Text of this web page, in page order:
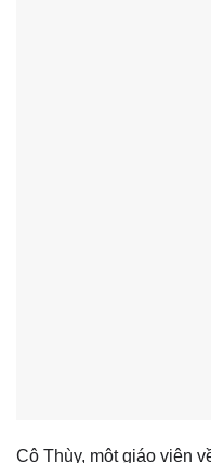
Cô Thùy, một giáo viên